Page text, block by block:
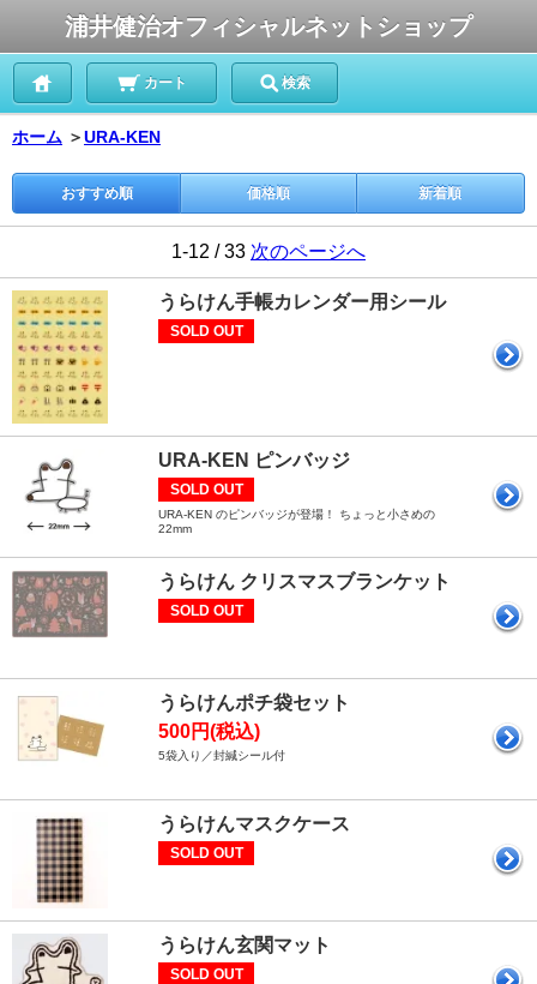
浦井健治オフィシャルネットショップ
カート 検索
ホーム ＞URA-KEN
おすすめ順 価格順 新着順
1-12 / 33 次のページへ
うらけん手帳カレンダー用シール
SOLD OUT
URA-KEN ピンバッジ
SOLD OUT
URA-KEN のピンバッジが登場！ ちょっと小さめの
22mm
うらけん クリスマスブランケット
SOLD OUT
うらけんポチ袋セット
500円(税込)
5袋入り／封緘シール付
うらけんマスクケース
SOLD OUT
うらけん玄関マット
SOLD OUT